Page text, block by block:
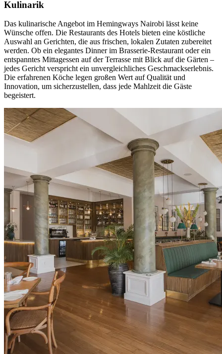
Kulinarik
Das kulinarische Angebot im Hemingways Nairobi lässt keine
Wünsche offen. Die Restaurants des Hotels bieten eine köstliche
Auswahl an Gerichten, die aus frischen, lokalen Zutaten zubereitet
werden. Ob ein elegantes Dinner im Brasserie-Restaurant oder ein
entspanntes Mittagessen auf der Terrasse mit Blick auf die Gärten –
jedes Gericht verspricht ein unvergleichliches Geschmackserlebnis.
Die erfahrenen Köche legen großen Wert auf Qualität und
Innovation, um sicherzustellen, dass jede Mahlzeit die Gäste
begeistert.